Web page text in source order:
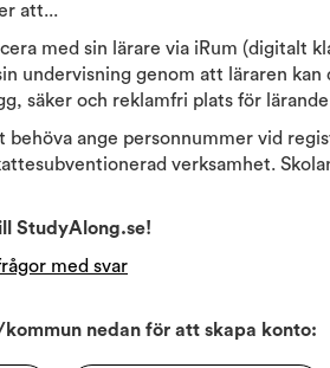
att...
med sin lärare via iRum (digitalt
undervisning genom att läraren
säker och reklamfri plats för
behöva ange personnummer vid
verksamhet.
StudyAlong.se!
med svar
nedan för att skapa konto: